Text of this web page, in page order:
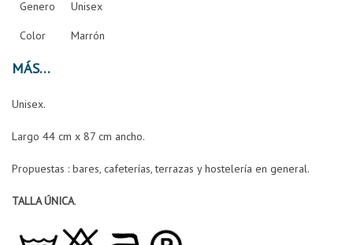
Genero Unisex
Color Marrón
MÁS
Unisex.
Largo 44 cm x 87 cm ancho.
Propuestas : bares, cafeterías, terrazas y hostelería en general.
TALLA ÚNICA.